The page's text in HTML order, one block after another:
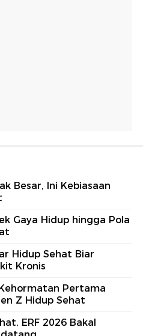
Besar, Ini Kebiasaan
Gaya Hidup hingga Pola
Hidup Sehat Biar
Kronis
Pertama
Z Hidup Sehat
ERF 2026 Bakal